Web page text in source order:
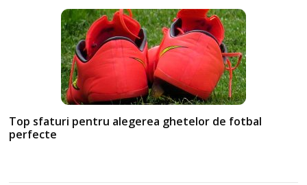
Top sfaturi pentru alegerea ghetelor de fotbal
perfecte